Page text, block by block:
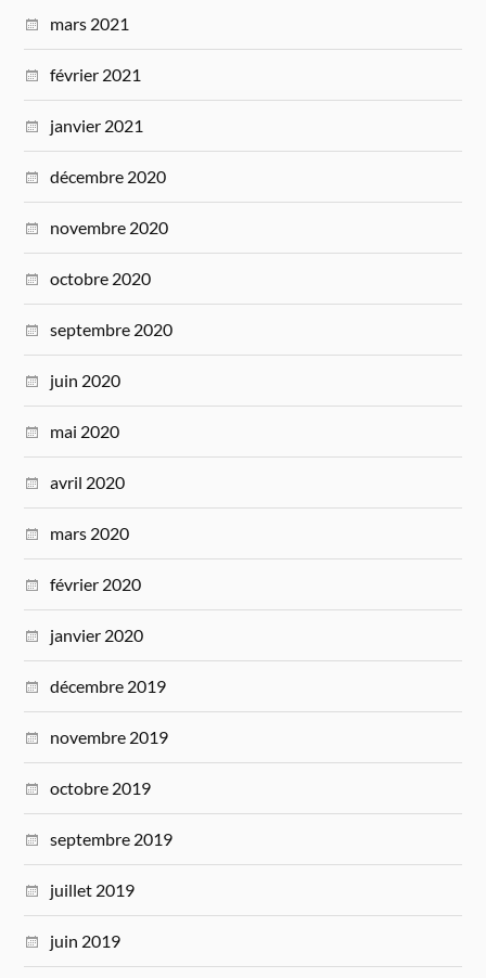
mars 2021
février 2021
janvier 2021
décembre 2020
novembre 2020
octobre 2020
septembre 2020
juin 2020
mai 2020
avril 2020
mars 2020
février 2020
janvier 2020
décembre 2019
novembre 2019
octobre 2019
septembre 2019
juillet 2019
juin 2019